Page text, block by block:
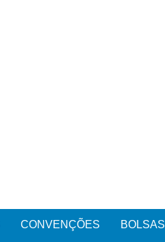
CONVENÇÕES BOLSAS